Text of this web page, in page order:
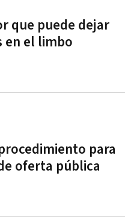
que puede dejar
en el limbo
para
oferta pública